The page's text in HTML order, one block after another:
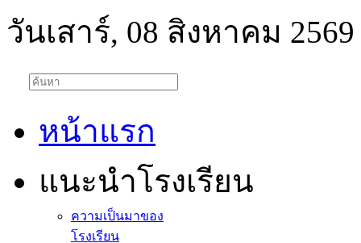
วันเสาร์, 08 สิงหาคม 2569
หน้าแรก
แนะนำโรงเรียน
ความเป็นมาของ
โรงเรียน